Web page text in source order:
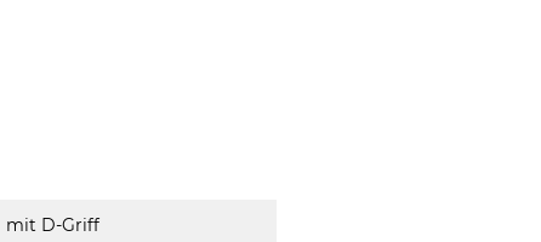
mit D-Griff